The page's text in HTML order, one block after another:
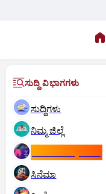
ಸುದ್ದಿ ವಿಭಾಗಗಳು
ಸುದ್ದಿಗಳು
ನಿಮ್ಮ ಜಿಲ್ಲೆ
ಸಿನೆಮಾ